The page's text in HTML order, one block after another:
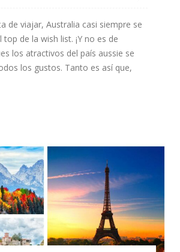
de viajar, Australia casi siempre se
de la wish list. ¡Y no es de
los atractivos del país aussie se
los gustos. Tanto es así que,